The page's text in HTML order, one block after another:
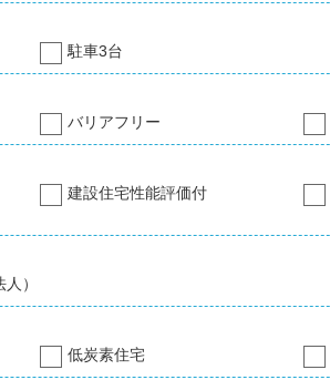
駐車3台
バリアフリー
建設住宅性能評価付
）
低炭素住宅